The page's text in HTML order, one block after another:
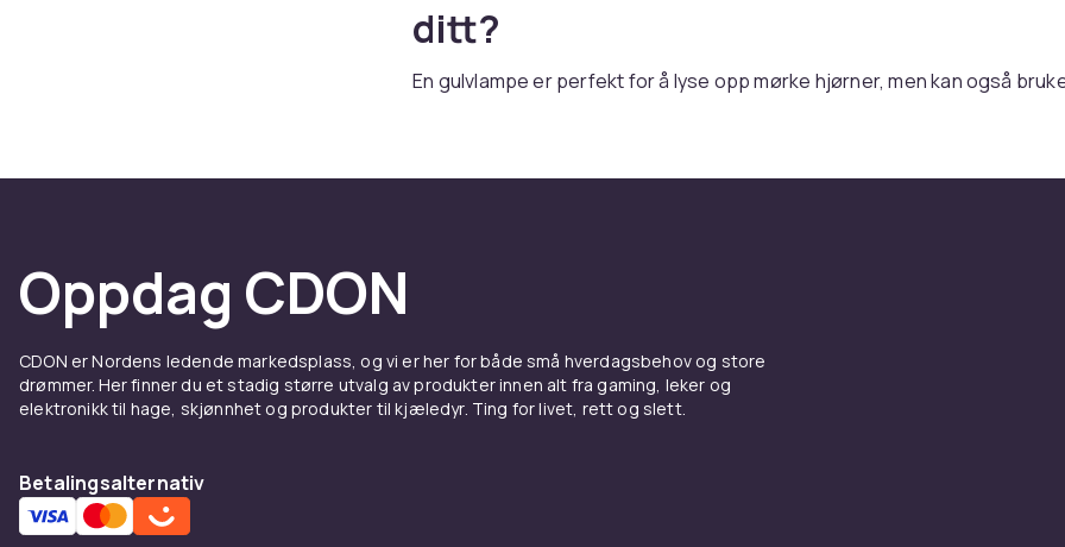
ditt?
En gulvlampe er perfekt for å lyse opp mørke hjørner, men kan også
lampe? Da er det hos oss på CDON du finner den.
Oppdag CDON
CDON er Nordens ledende markedsplass, og vi er her for både små hverdagsbehov og store
drømmer. Her finner du et stadig større utvalg av produkter innen alt fra gaming, leker og
elektronikk til hage, skjønnhet og produkter til kjæledyr. Ting for livet, rett og slett.
Betalingsalternativ